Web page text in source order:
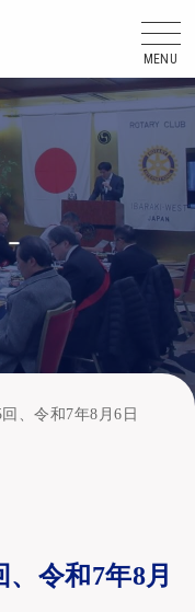
MENU
、令和7年8月6日
令和7年8月